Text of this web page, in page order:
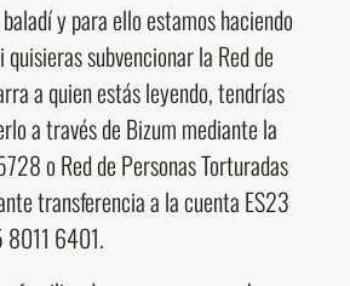
y para ello estamos haciendo
subvencionar la Red de
a quien estás leyendo, tendrías
a través de Bizum mediante la
o Red de Personas Torturadas
transferencia a la cuenta ES23
6401.